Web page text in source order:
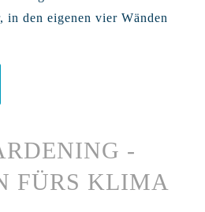
in den eigenen vier Wänden
-
FÜRS KLIMA